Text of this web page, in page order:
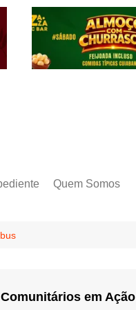
Quem Somos
Comunitários em Ação